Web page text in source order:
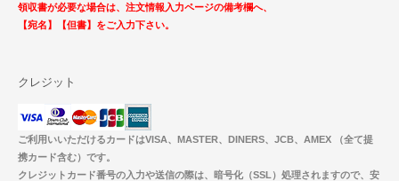
領収書が必要な場合は、注文情報入力ページの備考欄へ、
【宛名】【但書】をご入力下さい。
クレジット
ご利用いいただけるカードはVISA、MASTER、DINERS、JCB、AMEX （全て提
携カード含む）です。
クレジットカード番号の入力や送信の際は、暗号化（SSL）処理されますので、安